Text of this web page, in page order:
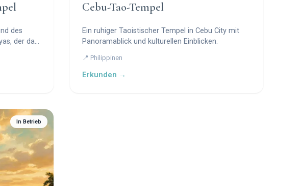
des
der das
Cebu-Tao-Tempel
Ein ruhiger Taoistischer Tempel in Cebu City mit
Panoramablick und kulturellen Einblicken.
📍 Philippinen
Erkunden →
In Betrieb